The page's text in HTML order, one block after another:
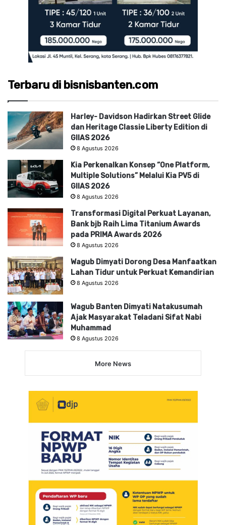
Terbaru di bisnisbanten.com
Harley- Davidson Hadirkan Street Glide
dan Heritage Classie Liberty Edition di
GIIAS 2026
8 Agustus 2026
Kia Perkenalkan Konsep “One Platform,
Multiple Solutions” Melalui Kia PV5 di
GIIAS 2026
8 Agustus 2026
Transformasi Digital Perkuat Layanan,
Bank bjb Raih Lima Titanium Awards
pada PRIMA Awards 2026
8 Agustus 2026
Wagub Dimyati Dorong Desa Manfaatkan
Lahan Tidur untuk Perkuat Kemandirian
8 Agustus 2026
Wagub Banten Dimyati Natakusumah
Ajak Masyarakat Teladani Sifat Nabi
Muhammad
8 Agustus 2026
More News